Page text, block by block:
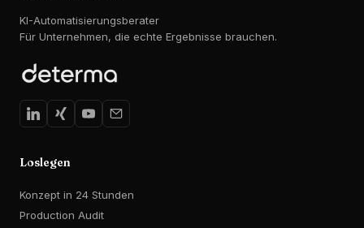
KI-Automatisierungsberater
Für Unternehmen, die echte Ergebnisse brauchen.
Loslegen
Konzept in 24 Stunden
Production Audit